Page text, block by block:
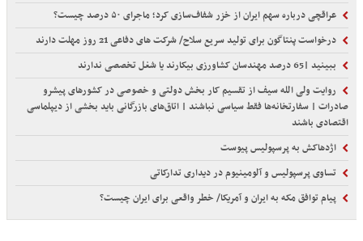
عراقچی درباره سهم ایران از خزر شفاف‌سازی کرد؛ ماجرای ۵۰ درصد چیست؟
درخواست پنتاگون برای تولید سریع سلاح/ شرکت های دفاعی 21 روز مهلت دارند
ببینید |65 درصد مهندسان کشاورزی بیکارند یا شغل تخصصی ندارند
روایت ولی الله سیف از تقسیم کار بخش دولتی و خصوصی در کشورهای پیشرو
صادرات | سفارتخانه‌ها فقط سیاسی نباشند | اتاق‌های بازرگانی باید بخشی از دیپلماسی
اقتصادی باشند
اژدهاکش به پرسپولیس پیوست
تساوی پرسپولیس و آلومینیوم در دیداری تدارکاتی
پیام توافق مکه به ایران و آمریکا/ خطر واقعی برای ایران چیست؟